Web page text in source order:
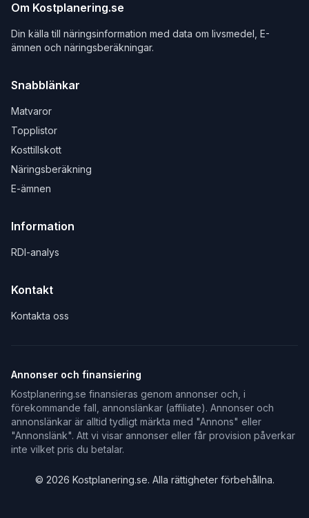
Om Kostplanering.se
Din källa till näringsinformation med data om livsmedel, E-
ämnen och näringsberäkningar.
Snabblänkar
Matvaror
Topplistor
Kosttillskott
Näringsberäkning
E-ämnen
Information
RDI-analys
Kontakt
Kontakta oss
Annonser och finansiering
Kostplanering.se finansieras genom annonser och, i
förekommande fall, annonslänkar (affiliate). Annonser och
annonslänkar är alltid tydligt märkta med "Annons" eller
"Annonslänk". Att vi visar annonser eller får provision påverkar
inte vilket pris du betalar.
© 2026 Kostplanering.se. Alla rättigheter förbehållna.